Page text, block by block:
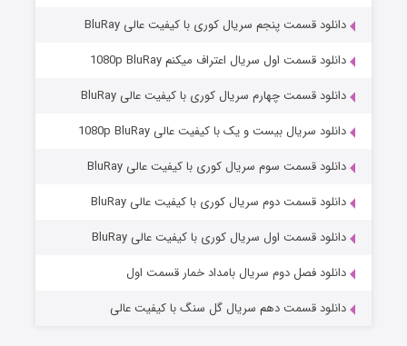
وستی ها
قسمت۱ (زیرنویس) منتشر شد
دانلود قسمت پنجم سریال کوری با کیفیت عالی BluRay
دانلود قسمت اول سریال اعتراف میکنم 1080p BluRay
دانلود قسمت چهارم سریال کوری با کیفیت عالی BluRay
دانلود سریال بیست و یک با کیفیت عالی 1080p BluRay
دانلود قسمت سوم سریال کوری با کیفیت عالی BluRay
دانلود قسمت دوم سریال کوری با کیفیت عالی BluRay
دانلود قسمت اول سریال کوری با کیفیت عالی BluRay
دانلود فصل دوم سریال بامداد خمار قسمت اول
دانلود قسمت دهم سریال گل سنگ با کیفیت عالی